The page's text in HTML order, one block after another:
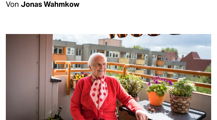
Von Jonas Wahmkow